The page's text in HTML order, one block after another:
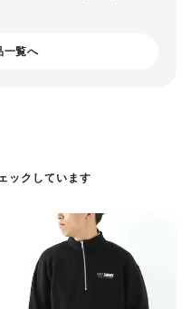
一覧へ
ックしています